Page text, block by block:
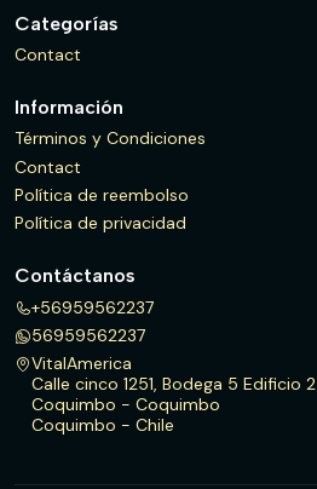
Categorías
Contact
Información
Términos y Condiciones
Contact
Política de reembolso
Política de privacidad
Contáctanos
+56959562237
56959562237
VitalAmerica
Calle cinco 1251, Bodega 5 Edificio 2
Coquimbo - Coquimbo
Coquimbo - Chile